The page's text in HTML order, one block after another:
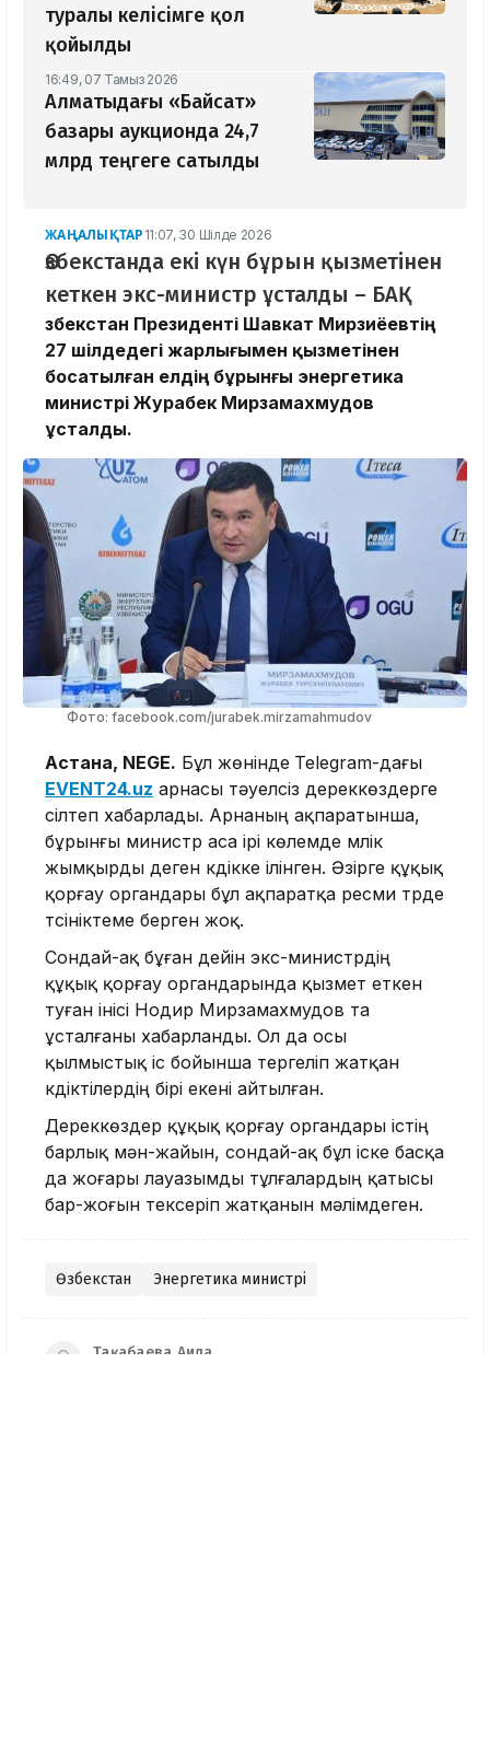
туралы келісімге қол
қойылды
16:49, 07 Тамыз 2026
Алматыдағы «Байсат»
базары аукционда 24,7
млрд теңгеге сатылды
ЖАҢАЛЫҚТАР 11:07, 30 Шілде 2026
Өзбекстанда екі күн бұрын қызметінен
кеткен экс-министр ұсталды – БАҚ
Өзбекстан Президенті Шавкат Мирзиёевтің
27 шілдедегі жарлығымен қызметінен
босатылған елдің бұрынғы энергетика
министрі Журабек Мирзамахмудов
ұсталды.
Фото: facebook.com/jurabek.mirzamahmudov
Астана, NEGE. Бұл жөнінде Telegram-дағы
EVENT24.uz арнасы тәуелсіз дереккөздерге
сілтеп хабарлады. Арнаның ақпаратынша,
бұрынғы министр аса ірі көлемде мүлік
жымқырды деген күдікке ілінген. Әзірге құқық
қорғау органдары бұл ақпаратқа ресми түрде
түсініктеме берген жоқ.
Сондай-ақ бұған дейін экс-министрдің
құқық қорғау органдарында қызмет еткен
туған інісі Нодир Мирзамахмудов та
ұсталғаны хабарланды. Ол да осы
қылмыстық іс бойынша тергеліп жатқан
күдіктілердің бірі екені айтылған.
Дереккөздер құқық қорғау органдары істің
барлық мән-жайын, сондай-ақ бұл іске басқа
да жоғары лауазымды тұлғалардың қатысы
бар-жоғын тексеріп жатқанын мәлімдеген.
Өзбекстан Энергетика министрі
Тақабаева Аида